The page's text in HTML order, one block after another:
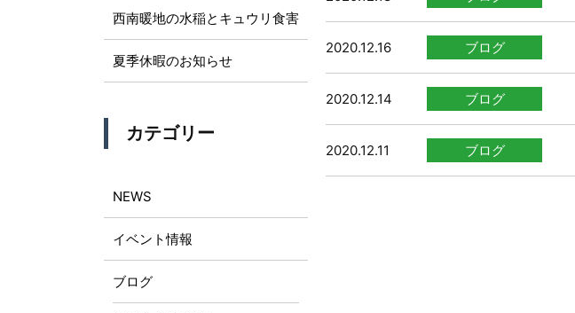
2020.12.16 ブログ
2020.12.14 ブログ
2020.12.11 ブログ
西南暖地の水稲とキュウリ食害
夏季休暇のお知らせ
カテゴリー
NEWS
イベント情報
ブログ